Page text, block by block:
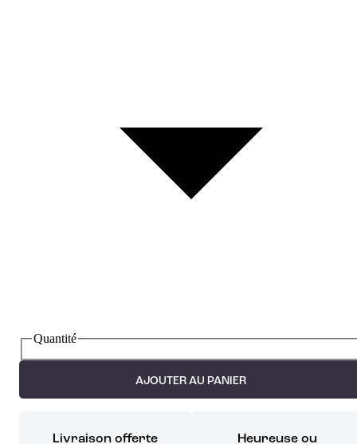
Quantité
AJOUTER AU PANIER
Livraison offerte Heureuse ou